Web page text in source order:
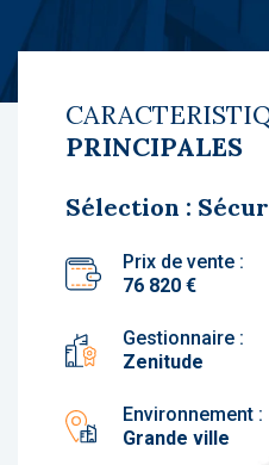
PRINCIPALES
Sélection :
Prix de vente :
76 820 €
Gestionnaire :
Zenitude
Environnement :
Grande ville